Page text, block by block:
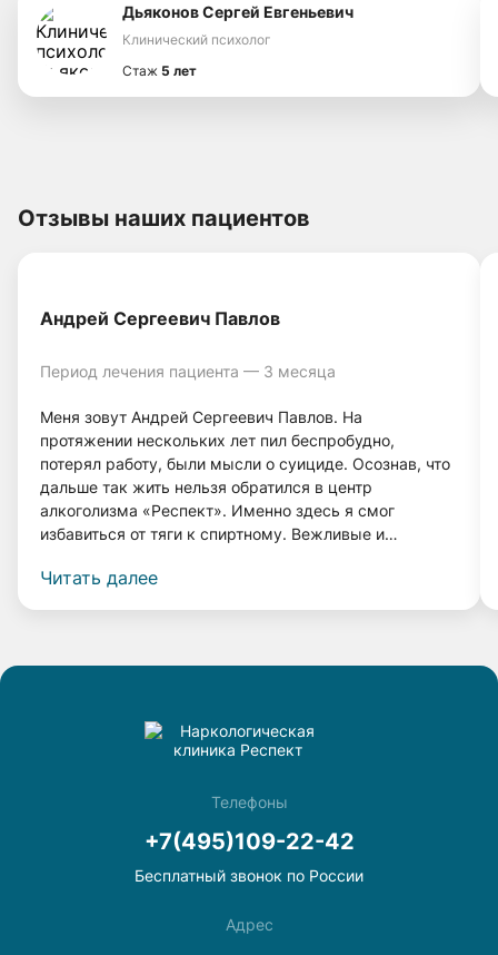
Дьяконов Сергей Евгеньевич
Клинический психолог
Стаж 5 лет
Отзывы наших пациентов
Андрей Сергеевич Павлов
Период лечения пациента — 3 месяца
Меня зовут Андрей Сергеевич Павлов. На
протяжении нескольких лет пил беспробудно,
потерял работу, были мысли о суициде. Осознав, что
дальше так жить нельзя обратился в центр
алкоголизма «Респект». Именно здесь я смог
избавиться от тяги к спиртному. Вежливые и
мне вернуться к нормальной жизни. Прошло 4 года, и
Читать далее
Телефоны
+7(495)109-22-42
Бесплатный звонок по России
Адрес